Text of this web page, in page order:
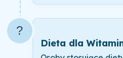
?
Dieta dla